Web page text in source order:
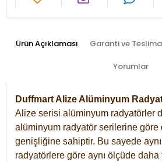
Ürün Açıklaması Garanti ve
Yorumlar
Duffmart Alize Alüminyum
Alize serisi alüminyum radyatörler
alüminyum radyatör serilerine göre
genişliğine sahiptir. Bu sayede
radyatörlere göre aynı ölçüde daha